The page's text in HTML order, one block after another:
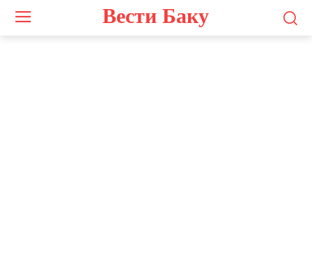
Вести Баку